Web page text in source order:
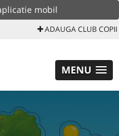
mobil
ADAUGA CLUB COPII
MENU